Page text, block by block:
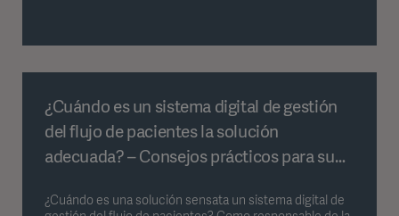
¿Cuándo es un sistema digital de gestión
del flujo de pacientes la solución
adecuada? – Consejos prácticos para su
¿Cuándo es una solución sensata un sistema digital de